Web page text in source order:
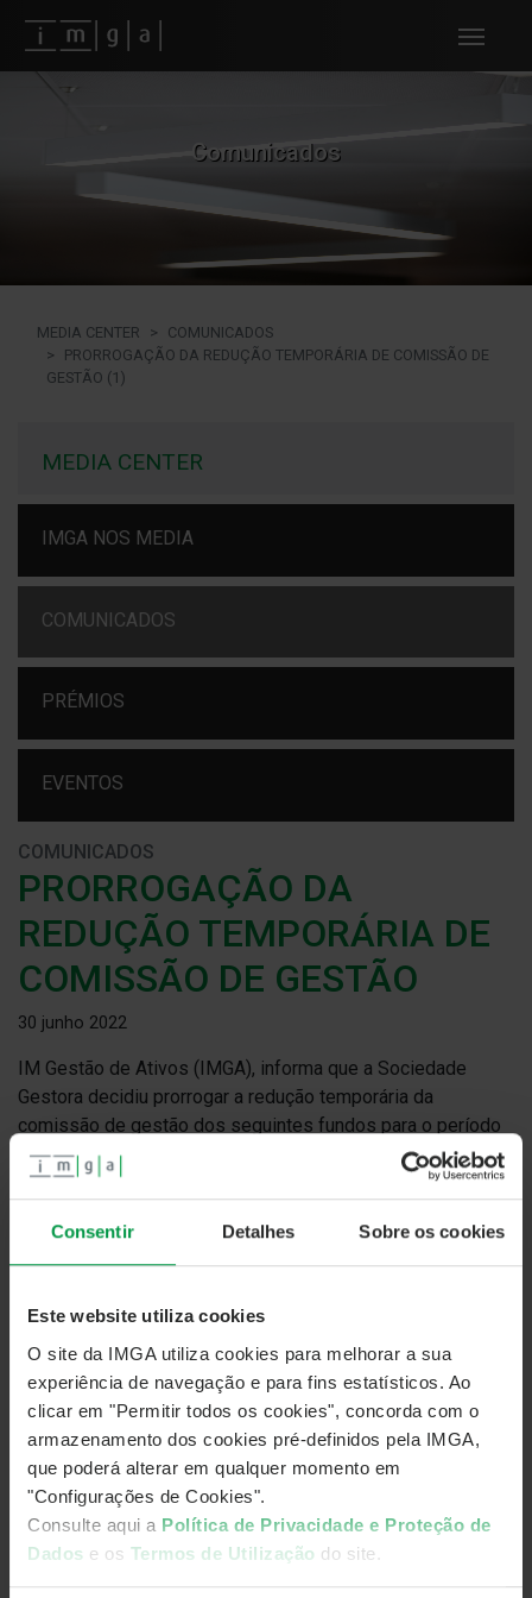
Consentir Detalhes Sobre os cookies
Este website utiliza cookies
O site da IMGA utiliza cookies para melhorar a sua
experiência de navegação e para fins estatísticos. Ao
clicar em "Permitir todos os cookies", concorda com o
armazenamento dos cookies pré-definidos pela IMGA,
que poderá alterar em qualquer momento em
"Configurações de Cookies".
Consulte aqui a Política de Privacidade e Proteção de
Dados e os Termos de Utilização do site.
Fundos imga
Comunicados
MEDIA CENTER
COMUNICADOS
PRORROGAÇÃO DA REDUÇÃO TEMPORÁRIA DE COMISSÃO DE
GESTÃO (1)
MEDIA CENTER
IMGA NOS MEDIA
COMUNICADOS
PRÉMIOS
EVENTOS
COMUNICADOS
PRORROGAÇÃO DA
REDUÇÃO TEMPORÁRIA DE
COMISSÃO DE GESTÃO
30 junho 2022
IM Gestão de Ativos (IMGA), informa que a Sociedade
Gestora decidiu prorrogar a redução temporária da
comissão de gestão dos seguintes fundos para o período
compreendido
entre 1 de julho a 30 de setembro de 2022:
IMGA Liquidez – Categorias A e R – 0,10%/ano
IMGA Liquidez – Categoria I– 0,05%/ano
IMGA Euro Taxa Variável – Categorias A e R – 0,35%/ano
IMGA Euro Taxa Variável – Categoria I
IMGA Rendimento Semestral – Categorias A e R–
0,5%/ano